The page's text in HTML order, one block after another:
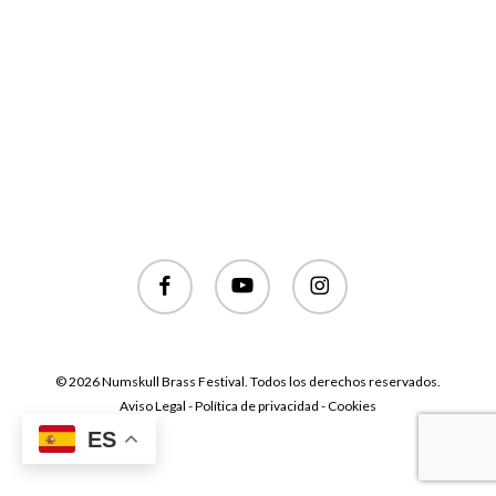
facebook youtube instagram
© 2026 Numskull Brass Festival. Todos los derechos reservados.
Aviso Legal - Política de privacidad - Cookies
ES